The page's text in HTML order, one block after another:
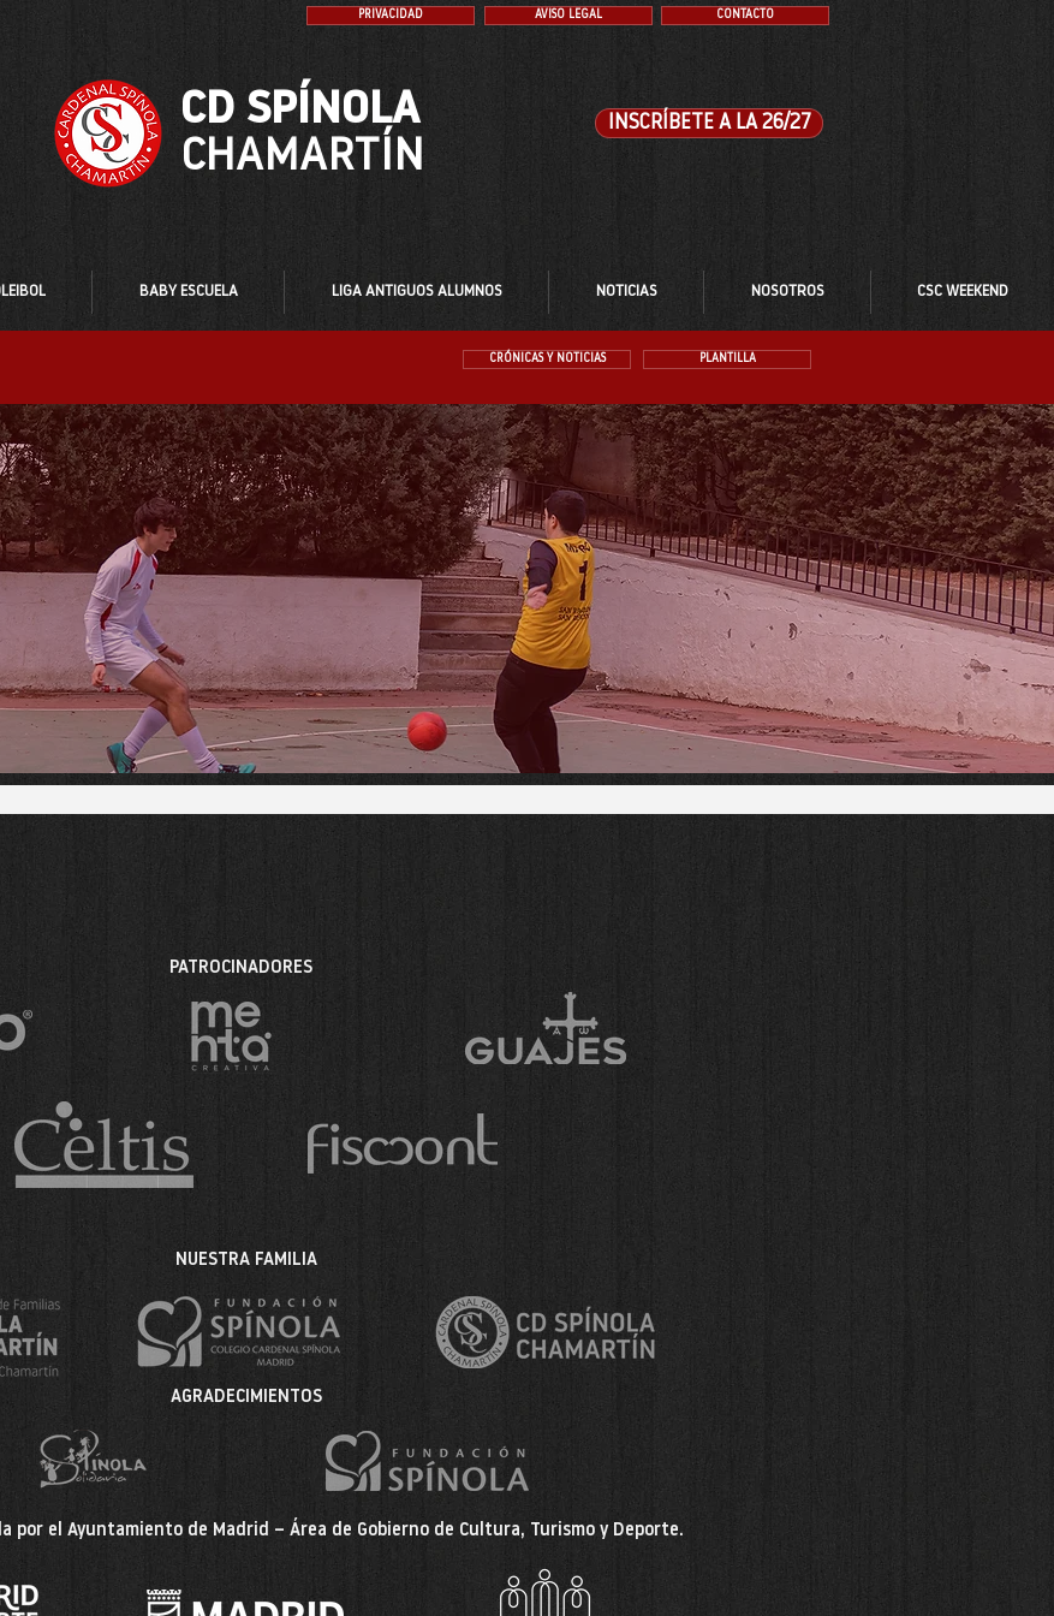
PRIVACIDAD AVISO LEGAL CONTACTO
CD SPÍNOLA
CHAMARTÍN
INSCRÍBETE A LA 26/27
BABY ESCUELA LIGA ANTIGUOS ALUMNOS NOTICIAS NOSOTROS CSC WEEKEND
CRÓNICAS Y NOTICIAS PLANTILLA
PATROCINADORES
NUESTRA FAMILIA
AGRADECIMIENTOS
por el Ayuntamiento de Madrid – Área de Gobierno de Cultura, Turismo y Deporte.